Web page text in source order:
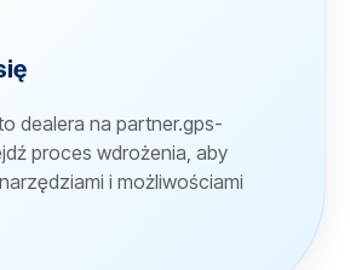
dealera na partner.gps-
proces wdrożenia, aby
i możliwościami